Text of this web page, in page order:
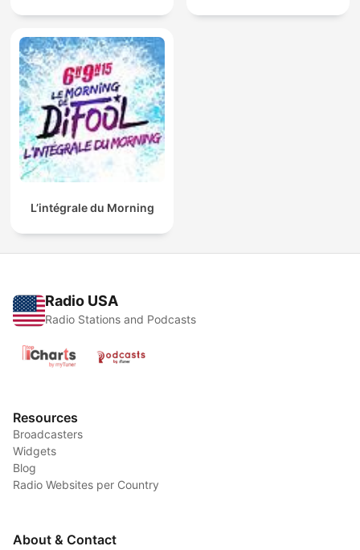
L’intégrale du Morning
Radio USA
Radio Stations and Podcasts
Resources
Broadcasters
Widgets
Blog
Radio Websites per Country
About & Contact